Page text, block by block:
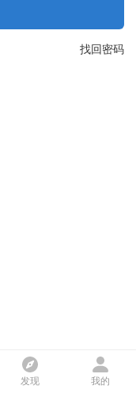
找回密码
发现 我的